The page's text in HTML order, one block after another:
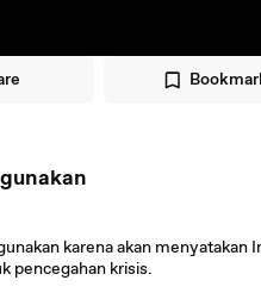
karena akan menyatakan
pencegahan krisis.